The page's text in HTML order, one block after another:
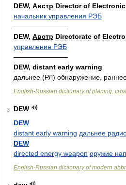
DEW, Австр Director of Electronic
начальник управления РЭБ
————————
DEW, Австр Directorate of
управление РЭБ
————————
DEW, distant early warning
дальнее (РЛ) обнаружение
English-Russian dictionary of planing,
3
DEW
DEW
distant early warning дальнее
DEW
directed energy weapon оружие
English-Russian dictionary of modern